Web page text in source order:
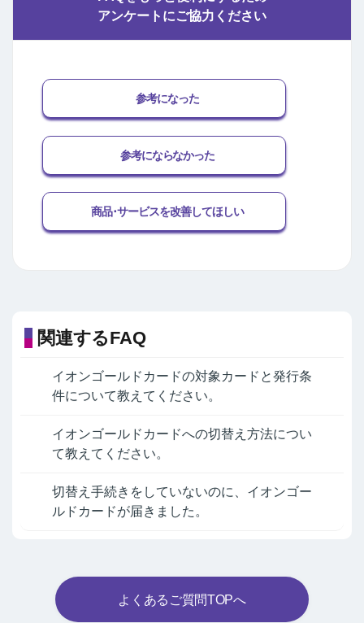
アンケートにご協力ください
参考になった
参考にならなかった
商品･サービスを改善してほしい
関連するFAQ
イオンゴールドカードの対象カードと発行条
件について教えてください。
イオンゴールドカードへの切替え方法につい
て教えてください。
切替え手続きをしていないのに、イオンゴー
ルドカードが届きました。
よくあるご質問TOPへ